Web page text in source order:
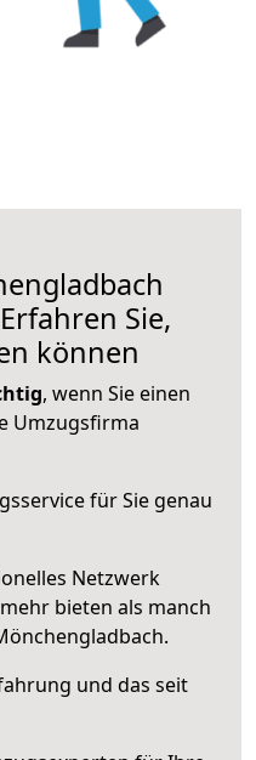
Sie,
können
, wenn Sie einen
Umzugsfirma
für Sie genau
Netzwerk
bieten als manch
und das seit